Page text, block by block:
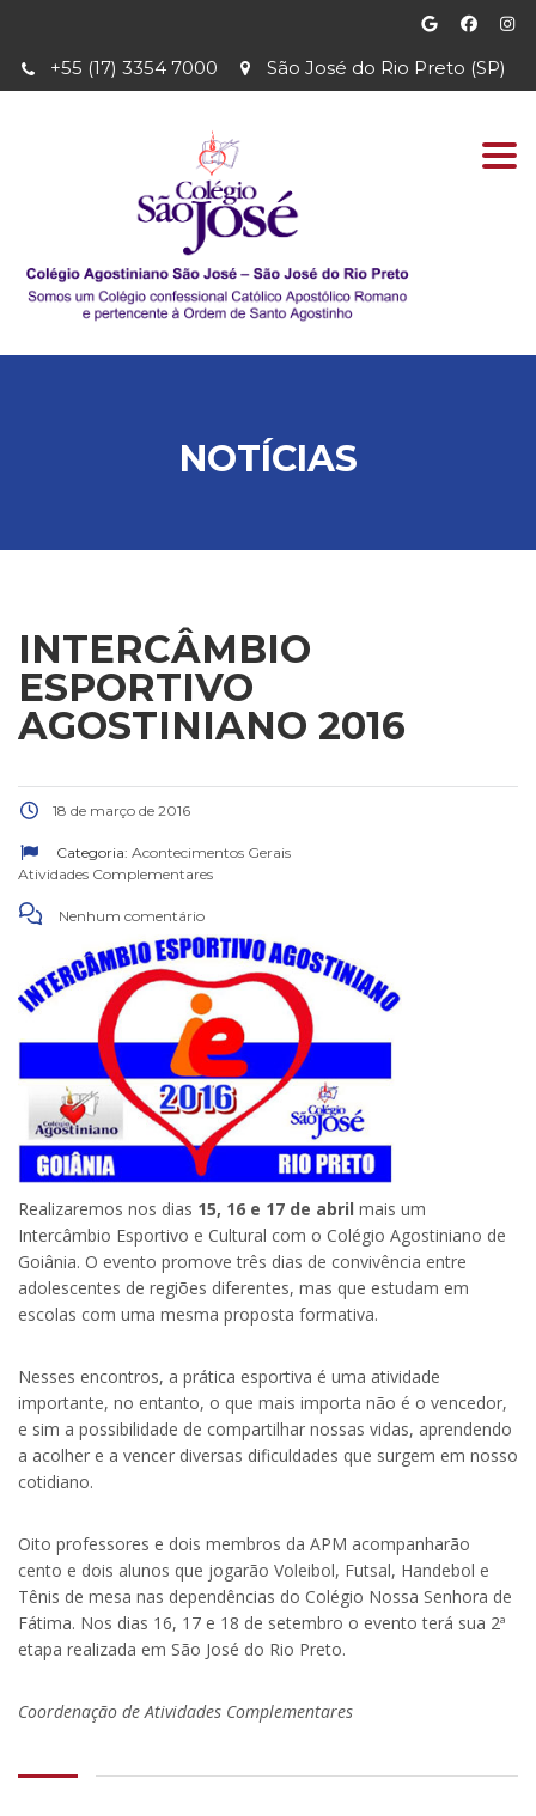
São José do Rio Preto (SP)
+55 (17) 3354 7000
NOTÍCIAS
INTERCÂMBIO
ESPORTIVO
AGOSTINIANO 2016
18 de março de 2016
Categoria: Acontecimentos Gerais
Atividades Complementares
Nenhum comentário
Realizaremos nos dias 15, 16 e 17 de abril mais um
Intercâmbio Esportivo e Cultural com o Colégio Agostiniano de
Goiânia. O evento promove três dias de convivência entre
adolescentes de regiões diferentes, mas que estudam em
escolas com uma mesma proposta formativa.
Nesses encontros, a prática esportiva é uma atividade
importante, no entanto, o que mais importa não é o vencedor,
e sim a possibilidade de compartilhar nossas vidas, aprendendo
a acolher e a vencer diversas dificuldades que surgem em nosso
cotidiano.
Oito professores e dois membros da APM acompanharão
cento e dois alunos que jogarão Voleibol, Futsal, Handebol e
Tênis de mesa nas dependências do Colégio Nossa Senhora de
Fátima. Nos dias 16, 17 e 18 de setembro o evento terá sua 2ª
etapa realizada em São José do Rio Preto.
Coordenação de Atividades Complementares